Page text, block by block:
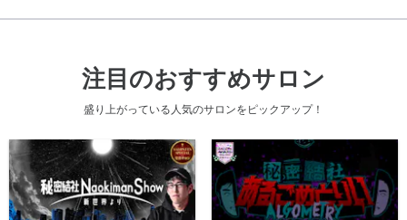
注目のおすすめサロン
盛り上がっている人気のサロンをピックアップ！